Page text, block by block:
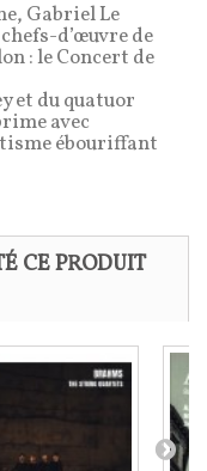
Gabriel Le
d’œuvre de
: le Concert de
et du quatuor
avec
ébouriffant
CE PRODUIT